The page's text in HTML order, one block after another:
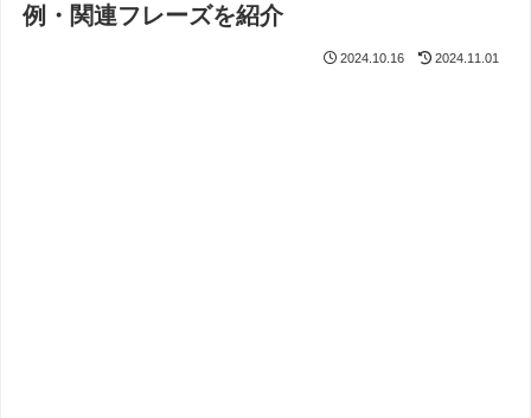
例・関連フレーズを紹介
2024.10.16 2024.11.01